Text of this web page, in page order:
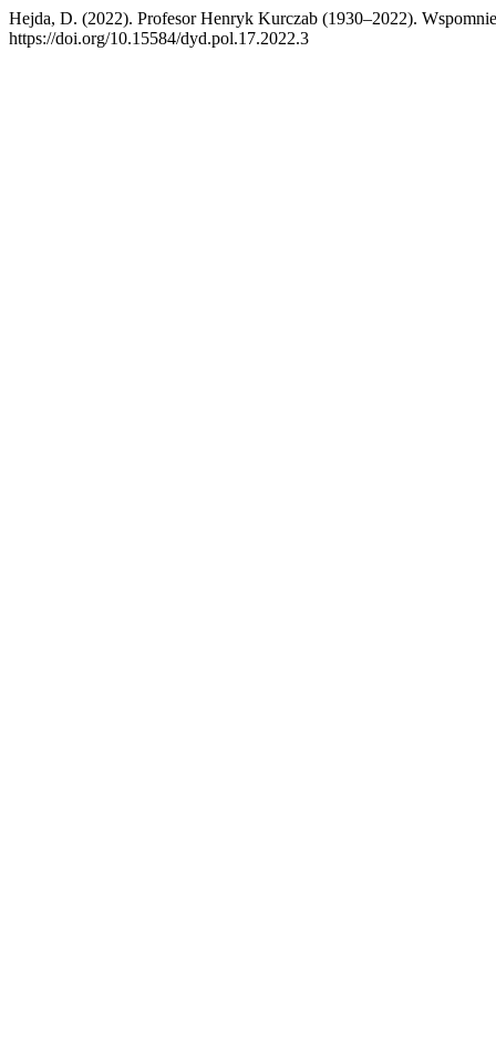
Hejda, D. (2022). Profesor Henryk Kurczab (1930–2022).
https://doi.org/10.15584/dyd.pol.17.2022.3